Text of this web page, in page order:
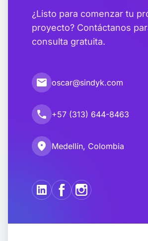
¿Listo para comenzar tu
proyecto? Contáctanos
consulta gratuita.
email oscar@sindyk.com
call +57 (313) 644-8463
location_on Medellín, Colombia